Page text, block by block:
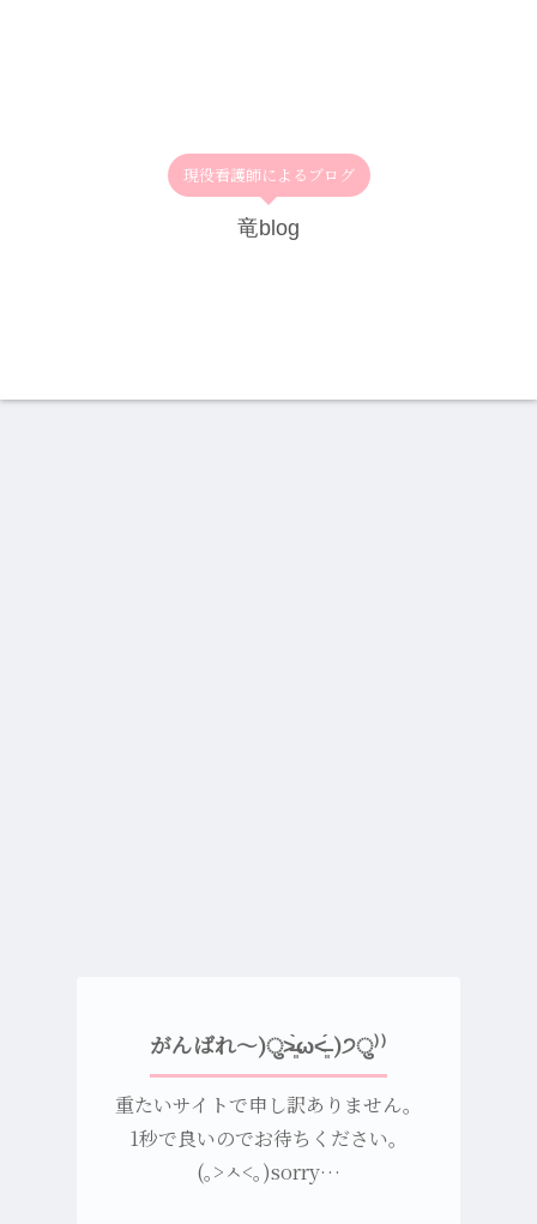
現役看護師によるブログ
竜blog
がんばれ〜)ु˃̶͈̀ω˂̶͈́ )੭ु⁾⁾
重たいサイトで申し訳ありません。
1秒で良いのでお待ちください。
(｡>ㅅ<｡)sorry…